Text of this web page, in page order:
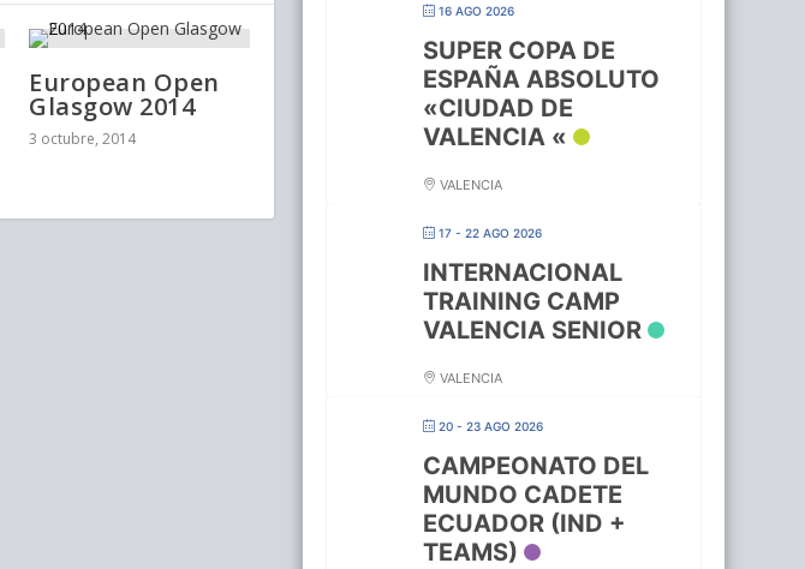
European Open
Glasgow 2014
3 octubre, 2014
16 AGO 2026
SUPER COPA DE
ESPAÑA ABSOLUTO
«CIUDAD DE
VALENCIA «
VALENCIA
17 - 22 AGO 2026
INTERNACIONAL
TRAINING CAMP
VALENCIA SENIOR
VALENCIA
20 - 23 AGO 2026
CAMPEONATO DEL
MUNDO CADETE
ECUADOR (IND +
TEAMS)